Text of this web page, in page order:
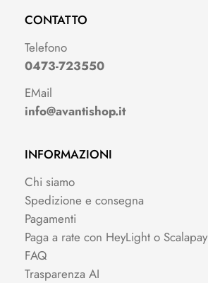
CONTATTO
Telefono
0473-723550
EMail
info@avantishop.it
INFORMAZIONI
Chi siamo
Spedizione e consegna
Pagamenti
Paga a rate con HeyLight o Scalapay
FAQ
Trasparenza AI